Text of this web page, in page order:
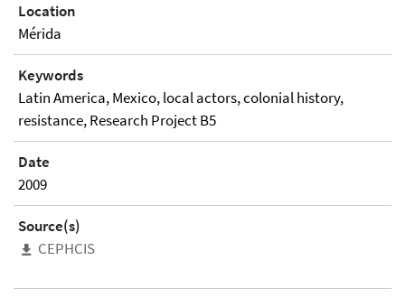
Location
Mérida
Keywords
Latin America, Mexico, local actors, colonial history,
resistance, Research Project B5
Date
2009
Source(s)
CEPHCIS